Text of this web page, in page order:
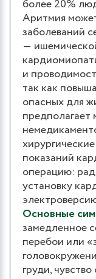
более 20%
Аритмия
заболеваний
―
и
так как
опасных для
показаний
операцию:
установку
Основные
замедленное
перебои или
груди,